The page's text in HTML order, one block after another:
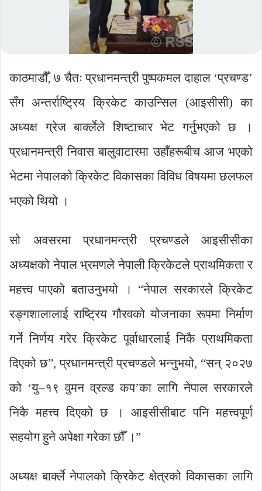
काठमाडौँ, ७ चैतः प्रधानमन्त्री पुष्पकमल दाहाल ‘प्रचण्ड’
सँग अन्तर्राष्ट्रिय क्रिकेट काउन्सिल (आइसीसी) का
अध्यक्ष ग्रेज बार्क्लेले शिष्टाचार भेट गर्नुभएको छ ।
प्रधानमन्त्री निवास बालुवाटारमा उहाँहरूबीच आज भएको
भेटमा नेपालको क्रिकेट विकासका विविध विषयमा छलफल
भएको थियो ।
सो अवसरमा प्रधानमन्त्री प्रचण्डले आइसीसीका
अध्यक्षको नेपाल भ्रमणले नेपाली क्रिकेटले प्राथमिकता र
महत्त्व पाएको बताउनुभयो । “नेपाल सरकारले क्रिकेट
रङ्गशालालाई राष्ट्रिय गौरवको योजनाका रूपमा निर्माण
गर्ने निर्णय गरेर क्रिकेट पूर्वाधारलाई निकै प्राथमिकता
दिएको छ”, प्रधानमन्त्री प्रचण्डले भन्नुभयो, “सन् २०२७
को ‘यु–१९ वुमन व्रल्ड कप’का लागि नेपाल सरकारले
निकै महत्त्व दिएको छ । आइसीसीबाट पनि महत्त्वपूर्ण
सहयोग हुने अपेक्षा गरेका छौँ ।”
अध्यक्ष बार्क्ले नेपालको क्रिकेट क्षेत्रको विकासका लागि